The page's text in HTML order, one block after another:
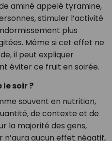
aminé appelé tyramine,
stimuler l’activité
plus
Même si cet effet ne
il peut expliquer
éviter ce fruit en soirée.
soir ?
souvent en nutrition,
de contexte et de
la majorité des gens,
aucun effet négatif,